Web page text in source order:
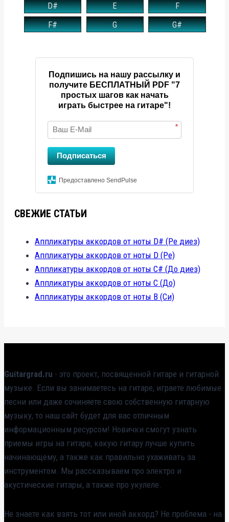
D#
E
F
F#
G G#
Подпишись на нашу рассылку и
получите БЕСПЛАТНЫЙ PDF "7
простых шагов как начать
играть быстрее на гитаре"!
*
Подписаться
Предоставлено SendPulse
СВЕЖИЕ СТАТЬИ
Аппликатуры аккордов от ноты D# (Ре диез)
Аппликатуры аккордов от ноты D (Ре)
Аппликатуры аккордов от ноты C# (До диез)
Аппликатуры аккордов от ноты C (До)
Аппликатуры аккордов от ноты B (Си)
Guitargrad.ru - это проект, посвященной гитаре и гитарной
музыке. Если вы занимаетесь на гитаре, играете любимые
песни или даже сочиняете свою собственную гитарную
музыку, то наш сайт будет для вас отличным
информационным ресурсом! Новички смогут узнать
приемы игры на гитаре, какую гитару лучше купить
начинающему, а также как правильно ухаживать за
инструментом. Мы рассказываем про электро и
акустические гитары, а также про укулеле.
Не знаете как взять тот или иной аккорд? Не проблема - на